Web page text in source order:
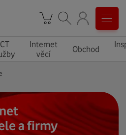
Internet
věcí
Obchod
a firmy